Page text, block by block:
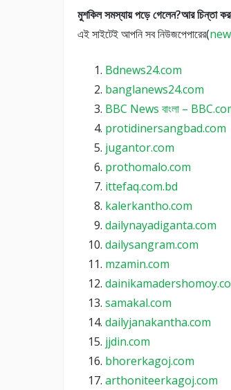
মুশকিল সমস্যায় পড়ে গেলেন?আর চিন্তা
এই সাইটেই আপনি সব নিউজপেপারের(
Bdnews24.com
banglanews24.com
BBC News বাংলা –
protidinersangbad.com
jugantor.com
prothomalo.com
ittefaq.com.bd
kalerkantho.com
dailynayadiganta.com
dailysangram.com
mzamin.com
samakal.com
dailyjanakantha.com
jjdin.com
bhorerkagoj.com
arthoniteerkagoj.com